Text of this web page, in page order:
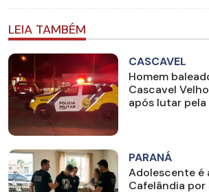
LEIA TAMBÉM
CASCAVEL
Homem
Cascavel
após lutar pela
PARANÁ
Adolescente é
Cafelândia